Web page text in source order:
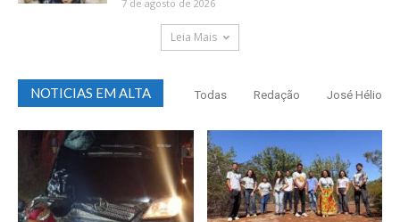
7 de agosto de 2026
Leia Mais
NOTICIAS EM ALTA Todas Redação José Hélio